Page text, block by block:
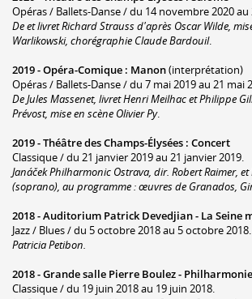
Opéras / Ballets-Danse / du 14 novembre 2020
De et livret Richard Strauss d'après Oscar Wilde,
Warlikowski, chorégraphie Claude Bardouil.
2019 -Opéra-Comique : Manon(interprétation)
Opéras / Ballets-Danse / du 7 mai 2019 au 21 mai
De Jules Massenet, livret Henri Meilhac et Philippe
Prévost, mise en scène Olivier Py.
2019 -Théâtre des Champs-Élysées : Concert
Classique / du 21 janvier 2019 au 21 janvier 2019.
Janáček Philharmonic Ostrava, dir. Robert Raimer,
(soprano), au programme : œuvres de Granados,
2018 -Auditorium Patrick Devedjian - La Seine
Jazz / Blues / du 5 octobre 2018 au 5 octobre 2018.
Patricia Petibon.
2018 -Grande salle Pierre Boulez -
Classique / du 19 juin 2018 au 19 juin 2018.